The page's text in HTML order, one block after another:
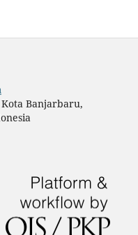
Kota Banjarbaru,